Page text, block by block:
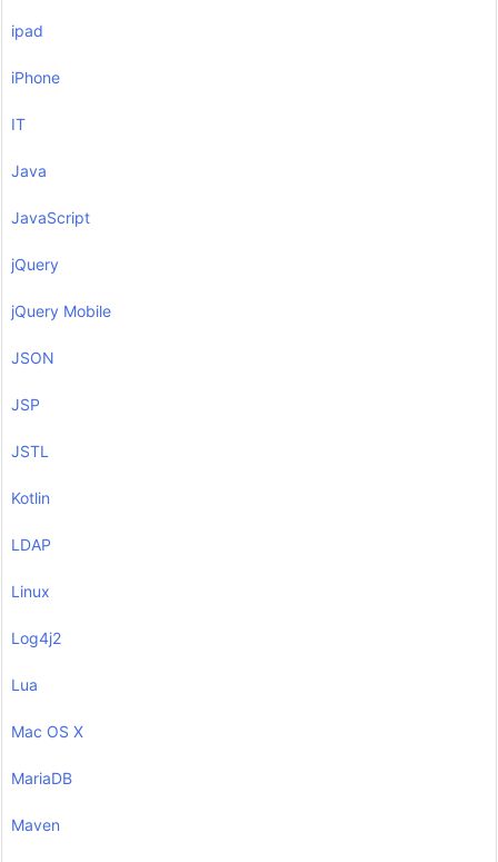
ipad
iPhone
IT
Java
JavaScript
jQuery
jQuery Mobile
JSON
JSP
JSTL
Kotlin
LDAP
Linux
Log4j2
Lua
Mac OS X
MariaDB
Maven